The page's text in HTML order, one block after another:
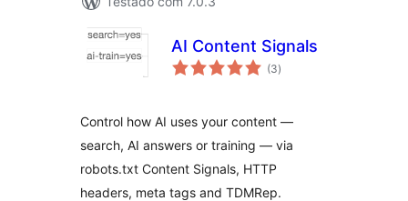
AI Content Signals
(3total
de
)
Control how AI uses your content —
search, AI answers or training — via
robots.txt Content Signals, HTTP
headers, meta tags and TDMRep.